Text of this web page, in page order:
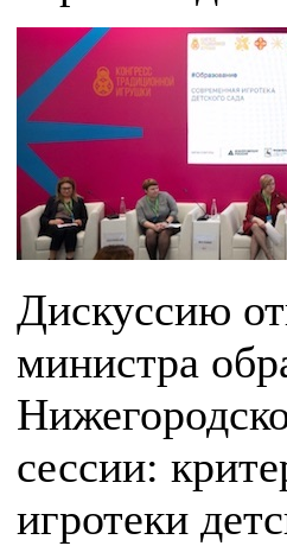
Дискуссию
министра
сессии:
игротеки